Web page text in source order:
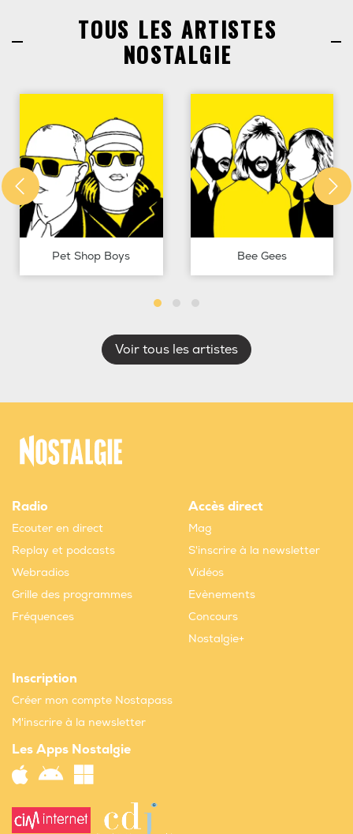
TOUS LES ARTISTES
NOSTALGIE
Pet Shop Boys Bee Gees
Voir tous les artistes
Radio
Ecouter en direct
Replay et podcasts
Webradios
Grille des programmes
Fréquences
Accès direct
Mag
S'inscrire à la newsletter
Vidéos
Evènements
Concours
Nostalgie+
Inscription
Créer mon compte Nostapass
M'inscrire à la newsletter
Les Apps Nostalgie